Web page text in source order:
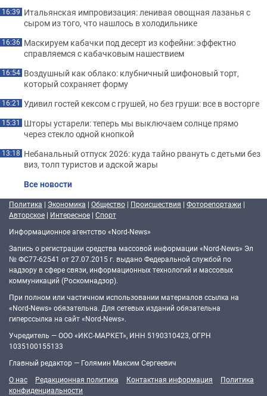
16:39 Итальянская импровизация: ленивая овощная лазанья с
сыром из того, что нашлось в холодильнике
16:36 Маскируем кабачки под десерт из кофейни: эффектно
справляемся с кабачковым нашествием
16:54 Воздушный как облако: клубничный шифоновый торт,
который сохраняет форму
16:21 Удивил гостей кексом с грушей, но без груши: все в восторге
15:31 Шторы устарели: теперь мы выключаем солнце прямо
через стекло одной кнопкой
13:18 Небанальный отпуск 2026: куда тайно рвануть с детьми без
виз, толп туристов и адской жары
Все новости
Политика | Экономика | Общество | Происшествия | Фоторепортажи |
Авторское | Интересное | Спорт
Информационное агентство «Nord-News»
Запись о регистрации средства массовой информации «Nord-News» Эл
№ ФС77-62541 от 27.07.2015 г. выдано Федеральной службой по
надзору в сфере связи, информационных технологий и массовых
коммуникаций (Роскомнадзор).
При полном или частичном использовании материалов ссылка на
«Nord-News» обязательна. Для сетевых изданий обязательна
гиперссылка на сайт «Nord-News».
Учредитель — ООО «ИКС-МАРКЕТ», ИНН 5190310423, ОГРН
1035100155133
Главный редактор — Голямин Максим Сергеевич
О нас
Редакционная политика Контактная информация
Политика
конфиденциальности